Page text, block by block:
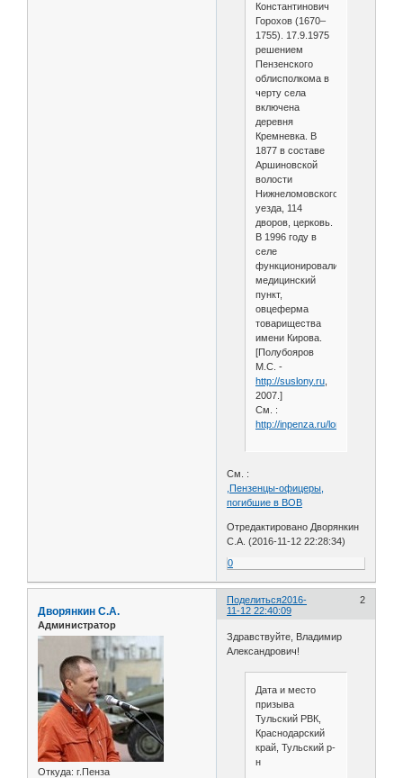
Константинович
Горохов (1670–
1755). 17.9.1975
решением
Пензенского
облисполкома в
черту села
включена
деревня
Кремневка. В
1877 в составе
Аршиновской
волости
Нижнеломовского
уезда, 114
дворов, церковь.
В 1996 году в
селе
функционировали
медицинский
пункт,
овцеферма
товарищества
имени Кирова.
[Полубояров
М.С. -
http://suslony.ru,
2007.]
См. :
http://inpenza.ru/lomov/
См. :
,Пензенцы-офицеры,
погибшие в ВОВ
Отредактировано Дворянкин
С.А. (2016-11-12 22:28:34)
0
Поделиться 2
2016-
11-12 22:40:09
Дворянкин С.А.
Администратор
Откуда: г.Пенза
Здравствуйте, Владимир
Александрович!
Дата и место
призыва
Тульский РВК,
Краснодарский
край, Тульский р-
н